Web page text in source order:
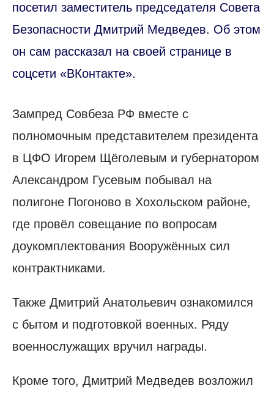
посетил заместитель председателя Совета
Безопасности Дмитрий Медведев. Об этом
он сам рассказал на своей странице в
соцсети «ВКонтакте».
Зампред Совбеза РФ вместе с
полномочным представителем президента
в ЦФО Игорем Щёголевым и губернатором
Александром Гусевым побывал на
полигоне Погоново в Хохольском районе,
где провёл совещание по вопросам
доукомплектования Вооружённых сил
контрактниками.
Также Дмитрий Анатольевич ознакомился
с бытом и подготовкой военных. Ряду
военнослужащих вручил награды.
Кроме того, Дмитрий Медведев возложил